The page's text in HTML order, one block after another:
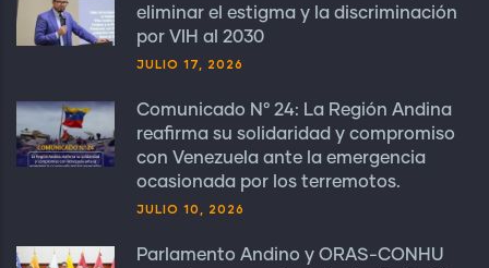
eliminar el estigma y la discriminación
por VIH al 2030
JULIO 17, 2026
Comunicado N° 24: La Región Andina
reafirma su solidaridad y compromiso
con Venezuela ante la emergencia
ocasionada por los terremotos.
JULIO 10, 2026
Parlamento Andino y ORAS-CONHU